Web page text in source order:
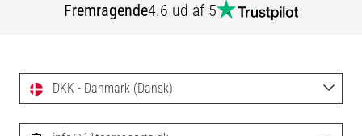
Fremragende4.6 ud af 5
DKK - Danmark (Dansk)